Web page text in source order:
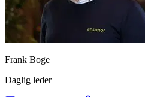
Frank Boge
Daglig leder